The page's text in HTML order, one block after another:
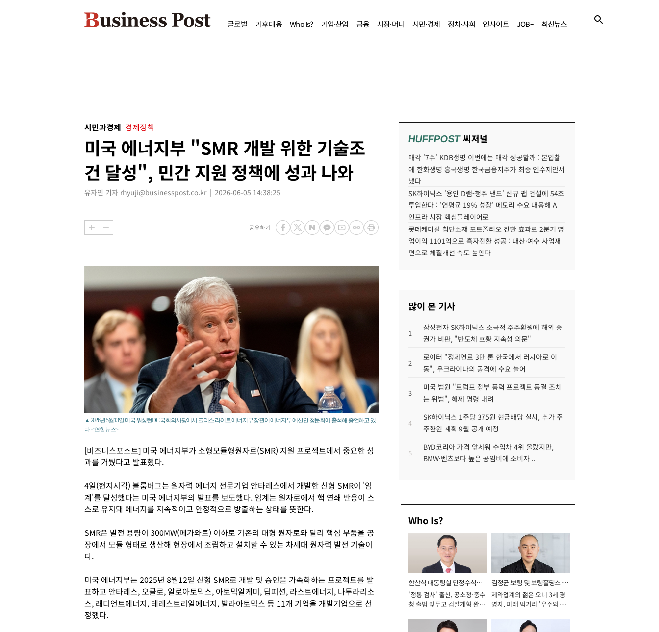
글로벌 기후대응 Who Is? 기업·산업 금융 시장·머니 시민·경제 정치·사회 인사이트 JOB+ 최신뉴스
시민과경제 경제정책
미국 에너지부 "SMR 개발 위한 기술조
건 달성", 민간 지원 정책에 성과 나와
유자인 기자 rhyuji@businesspost.co.kr 2026-06-05 14:38:25
공유하기
▲ 2026년 5월13일 미국 워싱턴DC 국회의사당에서 크리스 라이트 에너지부 장관이 에너지부 예산안 청문회에 출석해 증언하고 있
다. <연합뉴스>
[비즈니스포스트] 미국 에너지부가 소형모듈형원자로(SMR) 지원 프로젝트에서 중요한 성
과를 거뒀다고 발표했다.
4일(현지시각) 블룸버그는 원자력 에너지 전문기업 안타레스에서 개발한 신형 SMR이 '임
계'를 달성했다는 미국 에너지부의 발표를 보도했다. 임계는 원자로에서 핵 연쇄 반응이 스
스로 유지돼 에너지를 지속적이고 안정적으로 방출하는 상태를 뜻한다.
SMR은 발전 용량이 300MW(메가와트) 이하로 기존의 대형 원자로와 달리 핵심 부품을 공
장에서 모듈 형태로 생산해 현장에서 조립하고 설치할 수 있는 차세대 원자력 발전 기술이
다.
미국 에너지부는 2025년 8월12일 신형 SMR로 개발 및 승인을 가속화하는 프로젝트를 발
표하고 안타레스, 오클로, 알로아토믹스, 아토믹알케미, 딥피션, 라스트에너지, 나투라리소
스, 래디언트에너지, 테레스트리얼에너지, 발라아토믹스 등 11개 기업을 개발기업으로 선
정했다.
HUFFPOST씨저널
매각 '7수' KDB생명 이번에는 매각 성공할까 : 본입찰
에 한화생명 흥국생명 한국금융지주가 최종 인수제안서
냈다
SK하이닉스 '용인 D램-청주 낸드' 신규 팹 건설에 54조
투입한다 : '연평균 19% 성장' 메모리 수요 대응해 AI
인프라 시장 핵심플레이어로
롯데케미칼 첨단소재 포트폴리오 전환 효과로 2분기 영
업이익 1101억으로 흑자전환 성공 : 대산·여수 사업재
편으로 체질개선 속도 높인다
많이 본 기사
1
삼성전자 SK하이닉스 소극적 주주환원에 해외 증
권가 비판, "반도체 호황 지속성 의문"
2
로이터 "정제연료 3만 톤 한국에서 러시아로 이
동", 우크라이나의 공격에 수요 늘어
3
미국 법원 "트럼프 정부 풍력 프로젝트 동결 조치
는 위법", 해제 명령 내려
4
SK하이닉스 1주당 375원 현금배당 실시, 추가 주
주환원 계획 9월 공개 예정
5
BYD코리아 가격 앞세워 수입차 4위 올랐지만,
BMW·벤츠보다 높은 공임비에 소비자 ..
Who Is?
한찬식 대통령실 민정수석비
서관
'정통 검사' 출신, 공소청·중수
청 출범 앞두고 검찰개혁 완수
김정균 보령 및 보령홀딩스 대
표이사 사장
제약업계의 젊은 오너 3세 경
영자, 미래 먹거리 '우주와 헬